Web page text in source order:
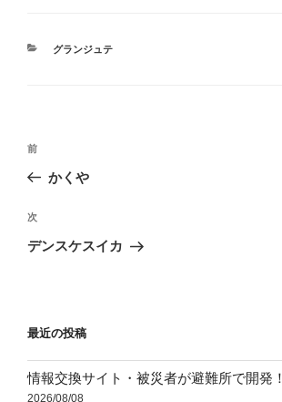
カ
グランジュテ
投
ビ
ゲ
ン
前
の
稿
前
かくや
次
の
次
デンスケスイカ
最近の投稿
情報交換サイト・被災者が避難所で開発！
2026/08/08